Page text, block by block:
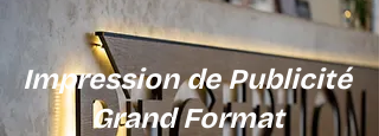
Impression de Publicité
Grand Format